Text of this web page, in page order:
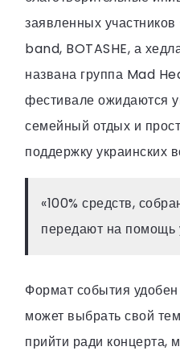
заявленных
band, BOTASHE, а
названа группа Mad
фестивале ожидаются
семейный отдых и
поддержку украинских
«100% средств,
передают на помощь
Формат события
может выбрать свой
прийти ради концерта,